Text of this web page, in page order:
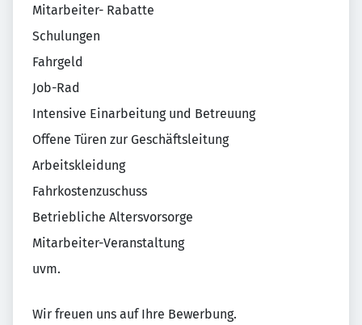
Mitarbeiter- Rabatte
Schulungen
Fahrgeld
Job-Rad
Intensive Einarbeitung und Betreuung
Offene Türen zur Geschäftsleitung
Arbeitskleidung
Fahrkostenzuschuss
Betriebliche Altersvorsorge
Mitarbeiter-Veranstaltung
uvm.
Wir freuen uns auf Ihre Bewerbung.